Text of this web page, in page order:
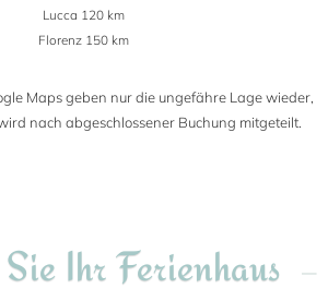
Lucca 120 km
Florenz 150 km
Maps geben nur die ungefähre Lage wieder,
nach abgeschlossener Buchung mitgeteilt.
Ihr Ferienhaus